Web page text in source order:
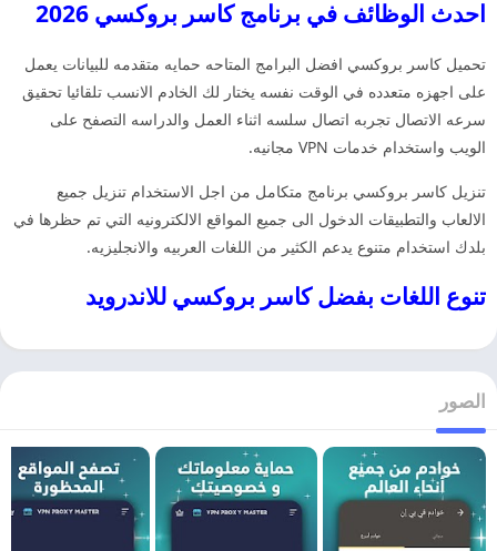
احدث الوظائف في برنامج كاسر بروكسي 2026
تحميل كاسر بروكسي افضل البرامج المتاحه حمايه متقدمه للبيانات يعمل
على اجهزه متعدده في الوقت نفسه يختار لك الخادم الانسب تلقائيا تحقيق
سرعه الاتصال تجربه اتصال سلسه اثناء العمل والدراسه التصفح على
الويب واستخدام خدمات VPN مجانيه.
تنزيل كاسر بروكسي برنامج متكامل من اجل الاستخدام تنزيل جميع
الالعاب والتطبيقات الدخول الى جميع المواقع الالكترونيه التي تم حظرها في
بلدك استخدام متنوع يدعم الكثير من اللغات العربيه والانجليزيه.
تنوع اللغات بفضل كاسر بروكسي للاندرويد
الصور